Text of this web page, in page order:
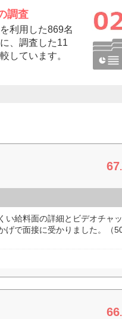
調査
利用した869名
、調査した11
しています。
67
い給料面の詳細とビデオチャ
で面接に受かりました。（50
66